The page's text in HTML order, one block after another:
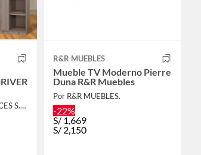
Por GPM VARIOUS SERVICES S.A.C.
R&R MUEBLES
Mueble TV Moderno Pierre
Duna R&R Muebles
Por R&R MUEBLES.
-22%
S/1,669
S/ 2,150